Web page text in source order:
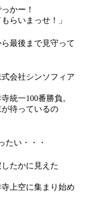
かー！
らいまっせ！」
最後まで見守って
会社シンソフィア
統一100番勝負。
待っているの
たい・・・
たかに見えた
上空に集まり始め